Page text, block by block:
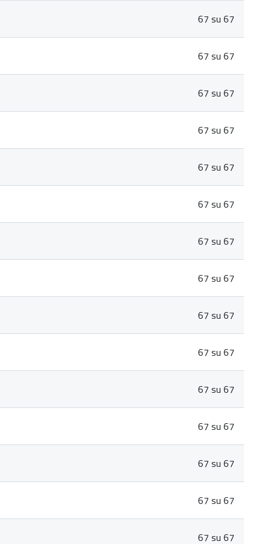
67 su 67
67 su 67
67 su 67
67 su 67
67 su 67
67 su 67
67 su 67
67 su 67
67 su 67
67 su 67
67 su 67
67 su 67
67 su 67
67 su 67
67 su 67